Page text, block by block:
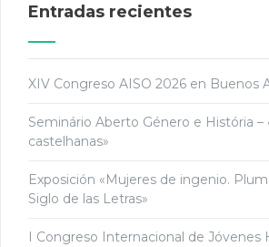
Entradas recientes
XIV Congreso AISO 2026 en Buenos
Seminário Aberto Género e História –
castelhanas»
Exposición «Mujeres de ingenio.
Siglo de las Letras»
I Congreso Internacional de Jóvenes